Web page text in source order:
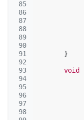
85
86
87
88
89
90
91
92
93
94
95
96
97
98
}
void